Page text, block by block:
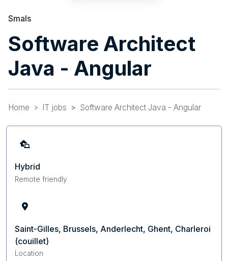
Smals
Software Architect
Java - Angular
Home IT jobs Software Architect Java - Angular
Hybrid
Remote friendly
Saint-Gilles, Brussels, Anderlecht, Ghent, Charleroi
(couillet)
Location